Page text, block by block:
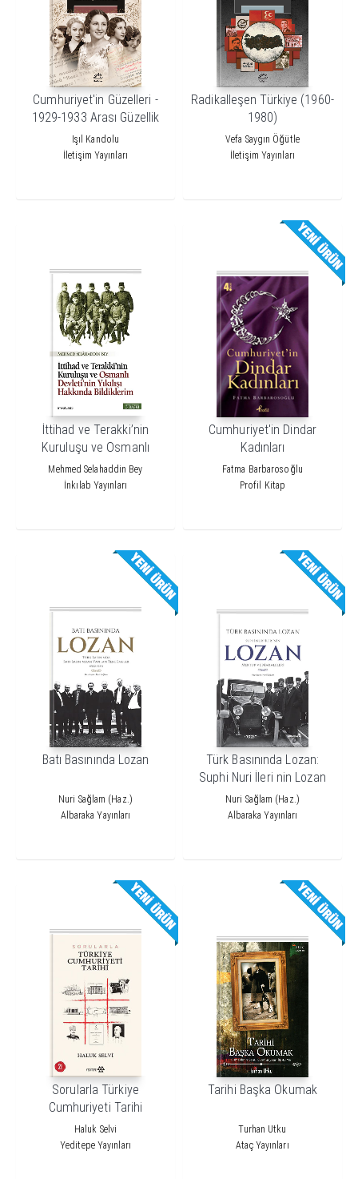
Cumhuriyet'in Güzelleri -
1929-1933 Arası Güzellik
Yarışmalarında Milli İdeoloji
ve Asri Kadın
Işıl Kandolu
İletişim Yayınları
Radikalleşen Türkiye (1960-
1980)
Vefa Saygın Öğütle
İletişim Yayınları
İttihad ve Terakki’nin
Kuruluşu ve Osmanlı
Devleti’nin Yıkılışı Hakkında
Bildiklerim
Mehmed Selahaddin Bey
İnkılab Yayınları
Cumhuriyet'in Dindar
Kadınları
Fatma Barbarosoğlu
Profil Kitap
Batı Basınında Lozan
Nuri Sağlam (Haz.)
Albaraka Yayınları
Türk Basınında Lozan:
Suphi Nuri İleri nin Lozan
Mektup ve Makaleleri
Nuri Sağlam (Haz.)
Albaraka Yayınları
Sorularla Türkiye
Cumhuriyeti Tarihi
Haluk Selvi
Yeditepe Yayınları
Tarihi Başka Okumak
Turhan Utku
Ataç Yayınları